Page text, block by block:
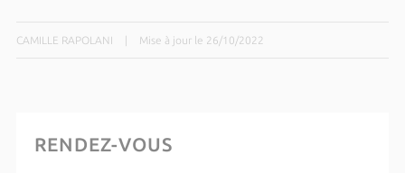
CAMILLE RAPOLANI Mise à jour le 26/10/2022
RENDEZ-VOUS